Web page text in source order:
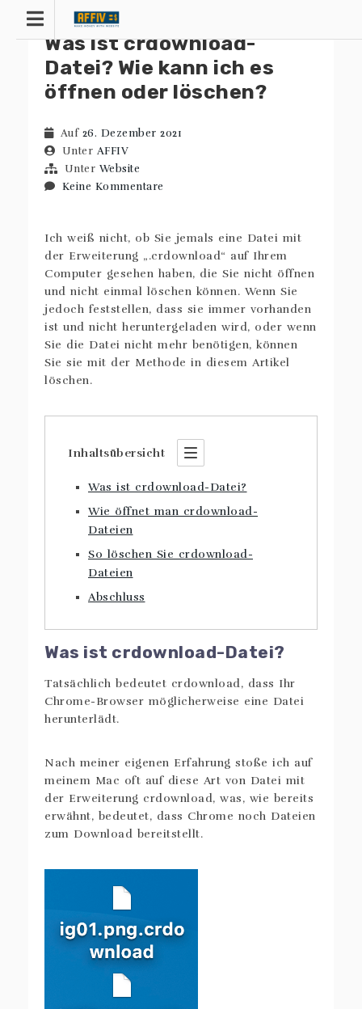
Zum
Inhalt
springenWas ist crdownload-
Datei? Wie kann ich es
öffnen oder löschen?
Auf 26. Dezember 2021
Unter AFFIV
Unter Website
Keine Kommentare
Ich weiß nicht, ob Sie jemals eine Datei mit
der Erweiterung „.crdownload“ auf Ihrem
Computer gesehen haben, die Sie nicht öffnen
und nicht einmal löschen können. Wenn Sie
jedoch feststellen, dass sie immer vorhanden
ist und nicht heruntergeladen wird, oder wenn
Sie die Datei nicht mehr benötigen, können
Sie sie mit der Methode in diesem Artikel
löschen.
Inhaltsübersicht
Was ist crdownload-Datei?
Wie öffnet man crdownload-
Dateien
So löschen Sie crdownload-
Dateien
Abschluss
Was ist crdownload-Datei?
Tatsächlich bedeutet crdownload, dass Ihr
Chrome-Browser möglicherweise eine Datei
herunterlädt.
Nach meiner eigenen Erfahrung stoße ich auf
meinem Mac oft auf diese Art von Datei mit
der Erweiterung crdownload, was, wie bereits
erwähnt, bedeutet, dass Chrome noch Dateien
zum Download bereitstellt.